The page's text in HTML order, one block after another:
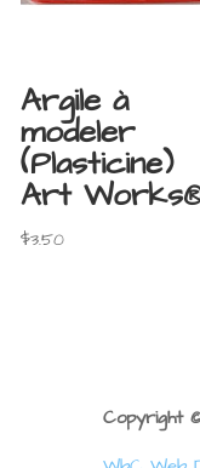
Argile à
modeler
(Plasticine)
Art
$3.50
Copyright